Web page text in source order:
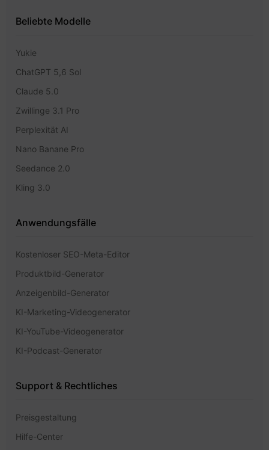
Beliebte Modelle
Yukie
ChatGPT 5,6 Sol
Claude 5.0
Zwillinge 3.1 Pro
Perplexität AI
Nano Banane Pro
Seedance 2.0
Kling 3.0
Anwendungsfälle
Kostenloser SEO-Meta-Editor
Produktbild-Generator
Anzeigenbild-Generator
KI-Marketing-Videogenerator
KI-YouTube-Videogenerator
KI-Podcast-Generator
Support & Rechtliches
Preisgestaltung
Hilfe-Center